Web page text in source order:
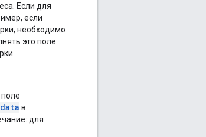
Если для
если
необходимо
это поле
в
для